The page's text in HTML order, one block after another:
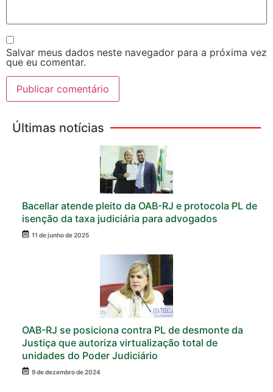
Salvar meus dados neste navegador para a próxima vez
que eu comentar.
Últimas notícias
Bacellar atende pleito da OAB-RJ e protocola PL de
isenção da taxa judiciária para advogados
11 de junho de 2025
OAB-RJ se posiciona contra PL de desmonte da
Justiça que autoriza virtualização total de
unidades do Poder Judiciário
9 de dezembro de 2024